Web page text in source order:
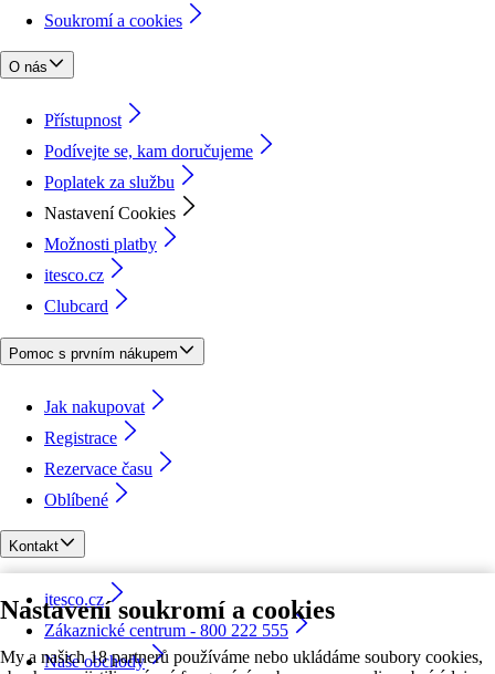
Nastavení soukromí a cookies
My a našich 18 partnerů používáme nebo ukládáme soubory cookies,
Soukromí a cookies
O nás
Přístupnost
Podívejte se, kam doručujeme
Poplatek za službu
Nastavení Cookies
Možnosti platby
itesco.cz
Clubcard
Pomoc s prvním nákupem
Jak nakupovat
Registrace
Rezervace času
Oblíbené
Kontakt
itesco.cz
Zákaznické centrum - 800 222 555
Naše obchody